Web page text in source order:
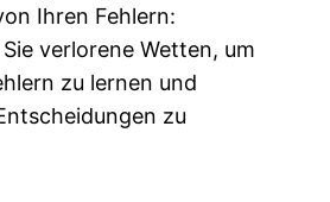
Ihren Fehlern:
verlorene Wetten, um
zu lernen und
zu